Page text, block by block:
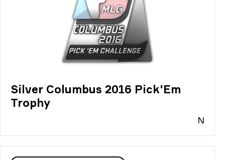
Silver Columbus 2016 Pick'Em
Trophy
N